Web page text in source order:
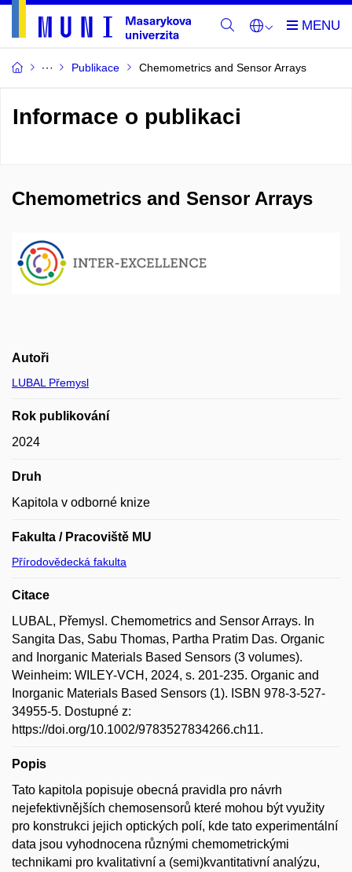
Publikace Chemometrics and Sensor Arrays
Informace o publikaci
Chemometrics and Sensor Arrays
Autoři
LUBAL Přemysl
Rok publikování
2024
Druh
Kapitola v odborné knize
Fakulta / Pracoviště MU
Přírodovědecká fakulta
Citace
LUBAL, Přemysl. Chemometrics and Sensor Arrays. In
Sangita Das, Sabu Thomas, Partha Pratim Das. Organic
and Inorganic Materials Based Sensors (3 volumes).
Weinheim: WILEY-VCH, 2024, s. 201-235. Organic and
Inorganic Materials Based Sensors (1). ISBN 978-3-527-
34955-5. Dostupné z:
https://doi.org/10.1002/9783527834266.ch11.
Popis
Tato kapitola popisuje obecná pravidla pro návrh
nejefektivnějších chemosensorů které mohou být využity
pro konstrukci jejich optických polí, kde tato experimentální
data jsou vyhodnocena různými chemometrickými
technikami pro kvalitativní a (semi)kvantitativní analýzu,